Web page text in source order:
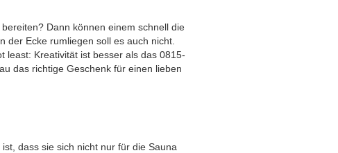
Dann können einem schnell die
der Ecke rumliegen soll es auch nicht.
least: Kreativität ist besser als das 0815-
das richtige Geschenk für einen lieben
dass sie sich nicht nur für die Sauna